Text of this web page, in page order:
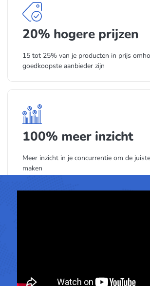
20% hogere prijzen
15 tot 25% van je producten in prijs
goedkoopste aanbieder zijn
100% meer inzicht
Meer inzicht in je concurrentie om de
maken